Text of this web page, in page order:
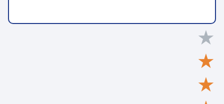
★
★
★